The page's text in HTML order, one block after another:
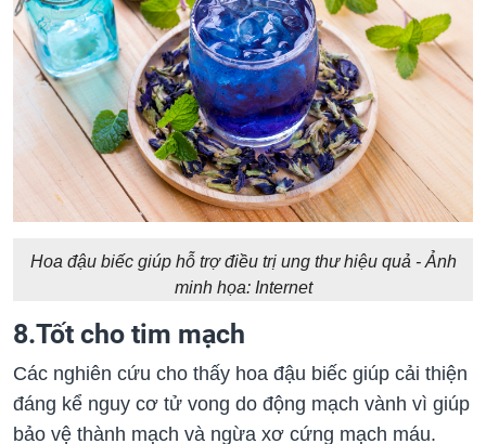
Hoa đậu biếc giúp hỗ trợ điều trị ung thư hiệu quả - Ảnh
minh họa: Internet
8.Tốt cho tim mạch
Các nghiên cứu cho thấy hoa đậu biếc giúp cải thiện
đáng kể nguy cơ tử vong do động mạch vành vì giúp
bảo vệ thành mạch và ngừa xơ cứng mạch máu.